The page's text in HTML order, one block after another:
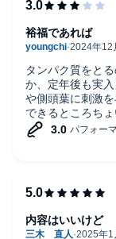
タンパク質をと
か、定年後も実
や側頭葉に刺激
できるところち
裕福であれば
内容はいいけど